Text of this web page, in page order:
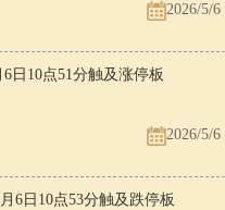
2026/5/6
日10点51分触及涨停板
2026/5/6
6日10点53分触及跌停板